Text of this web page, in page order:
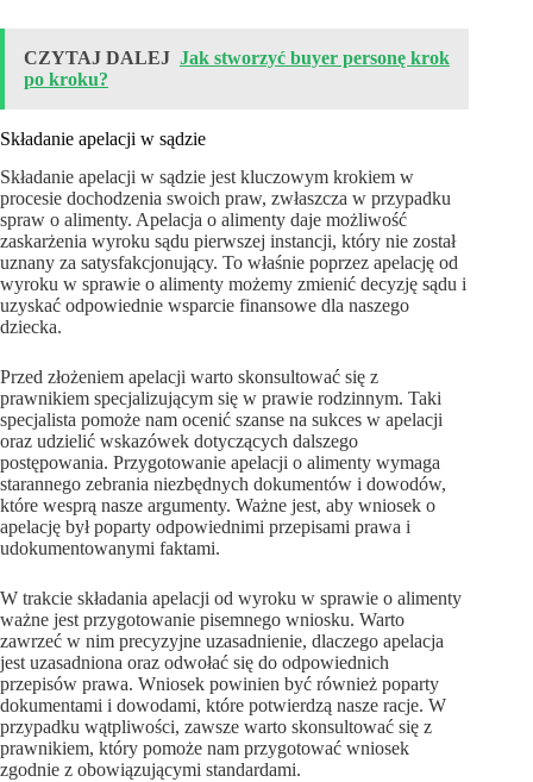
CZYTAJ DALEJ Jak stworzyć buyer personę krok
po kroku?
Składanie apelacji w sądzie
Składanie apelacji w sądzie jest kluczowym krokiem w
procesie dochodzenia swoich praw, zwłaszcza w przypadku
spraw o alimenty. Apelacja o alimenty daje możliwość
zaskarżenia wyroku sądu pierwszej instancji, który nie został
uznany za satysfakcjonujący. To właśnie poprzez apelację od
wyroku w sprawie o alimenty możemy zmienić decyzję sądu i
uzyskać odpowiednie wsparcie finansowe dla naszego
dziecka.
Przed złożeniem apelacji warto skonsultować się z
prawnikiem specjalizującym się w prawie rodzinnym. Taki
specjalista pomoże nam ocenić szanse na sukces w apelacji
oraz udzielić wskazówek dotyczących dalszego
postępowania. Przygotowanie apelacji o alimenty wymaga
starannego zebrania niezbędnych dokumentów i dowodów,
które wesprą nasze argumenty. Ważne jest, aby wniosek o
apelację był poparty odpowiednimi przepisami prawa i
udokumentowanymi faktami.
W trakcie składania apelacji od wyroku w sprawie o alimenty
ważne jest przygotowanie pisemnego wniosku. Warto
zawrzeć w nim precyzyjne uzasadnienie, dlaczego apelacja
jest uzasadniona oraz odwołać się do odpowiednich
przepisów prawa. Wniosek powinien być również poparty
dokumentami i dowodami, które potwierdzą nasze racje. W
przypadku wątpliwości, zawsze warto skonsultować się z
prawnikiem, który pomoże nam przygotować wniosek
zgodnie z obowiązującymi standardami.